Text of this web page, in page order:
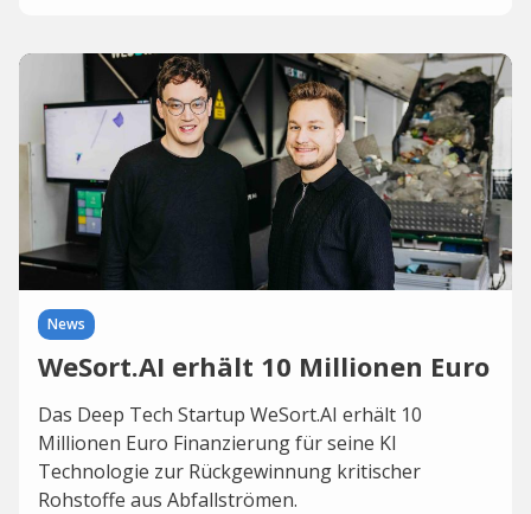
News
WeSort.AI erhält 10 Millionen Euro
Das Deep Tech Startup WeSort.AI erhält 10
Millionen Euro Finanzierung für seine KI
Technologie zur Rückgewinnung kritischer
Rohstoffe aus Abfallströmen.